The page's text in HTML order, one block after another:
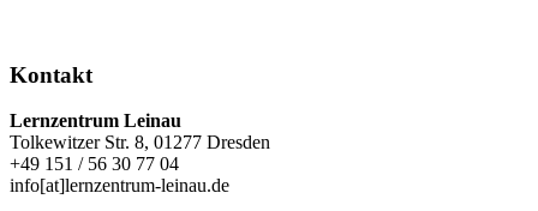
Kontakt
Lernzentrum Leinau
Tolkewitzer Str. 8, 01277 Dresden
+49 151 / 56 30 77 04
info[at]lernzentrum-leinau.de